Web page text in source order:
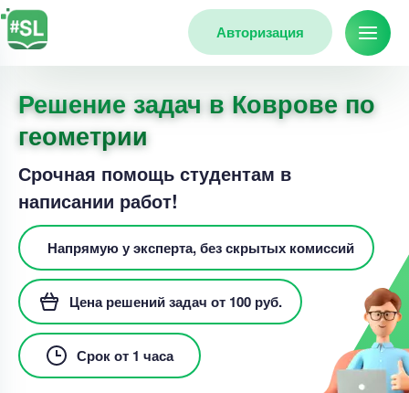
Авторизация
Решение задач в Коврове по
геометрии
Срочная помощь студентам в
написании работ!
Напрямую у эксперта, без скрытых комиссий
Цена решений задач от 100 руб.
Срок от 1 часа